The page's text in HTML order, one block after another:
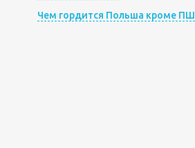
Чем гордится Польша кроме ПШ